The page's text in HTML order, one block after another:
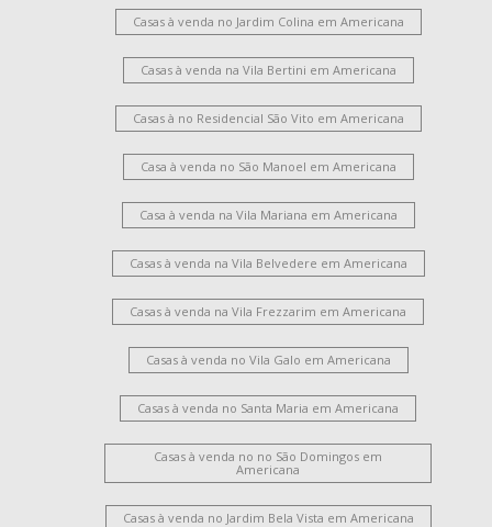
Casas à venda no Jardim Colina em Americana
Casas à venda na Vila Bertini em Americana
Casas à no Residencial São Vito em Americana
Casa à venda no São Manoel em Americana
Casa à venda na Vila Mariana em Americana
Casas à venda na Vila Belvedere em Americana
Casas à venda na Vila Frezzarim em Americana
Casas à venda no Vila Galo em Americana
Casas à venda no Santa Maria em Americana
Casas à venda no no São Domingos em
Americana
Casas à venda no Jardim Bela Vista em Americana